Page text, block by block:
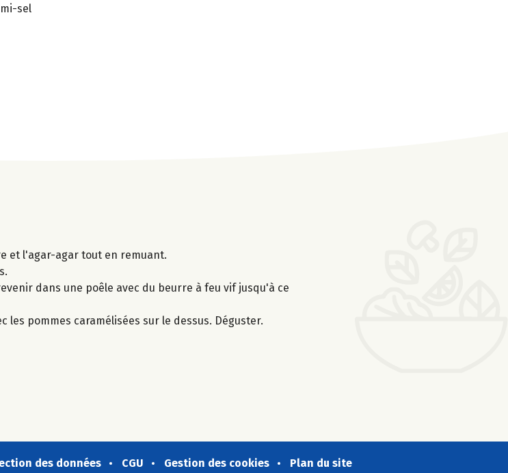
sel
et l'agar-agar tout en remuant.
dans une poêle avec du beurre à feu vif jusqu'à ce
pommes caramélisées sur le dessus. Déguster.
des données CGU Gestion des cookies Plan du site